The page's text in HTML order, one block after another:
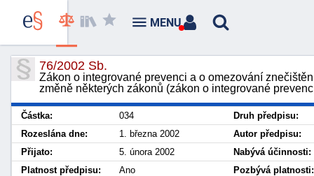
76/2002 Sb.
Zákon o integrované prevenci a o omezování
změně některých zákonů (zákon o integrované
Částka: 034
Druh předpisu:
Rozeslána dne:
1. března 2002
Autor předpisu:
Přijato:
5. února 2002
Nabývá účinnosti:
Platnost předpisu:
Ano Pozbývá platnosti:
MENU